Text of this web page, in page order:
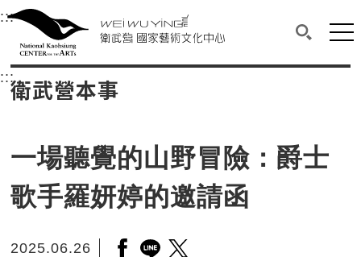
衛武營國家藝術文化中心
中央內容區塊，為本頁主要內容區。
:::選單連結區塊，此區塊列有本網站主要連結。
衛武營國家藝術文化中心
搜尋(開
網
:::中央內容區塊，為本頁主要內容區。
衛武營本事
一場聽覺的山野冒險：爵士
歌手羅妍婷的邀請函
2025.06.26 另開新視窗分享至facebook
另開新視窗分享至line
另開新視窗分享至twitter